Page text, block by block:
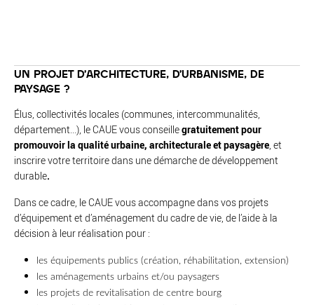
UN PROJET D’ARCHITECTURE, D’URBANISME, DE
PAYSAGE ?
Élus, collectivités locales (communes, intercommunalités,
département...), le CAUE vous conseillegratuitement pour
promouvoir la qualité urbaine, architecturale et paysagère, et
inscrire votre territoire dans une démarche de développement
durable.
Dans ce cadre, le CAUE vous accompagne dans vos projets
d’équipement et d’aménagement du cadre de vie, de l’aide à la
décision à leur réalisation pour :
les équipements publics (création, réhabilitation, extension)
les aménagements urbains et/ou paysagers
les projets de revitalisation de centre bourg